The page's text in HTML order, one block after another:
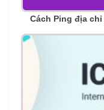
Cách Ping địa